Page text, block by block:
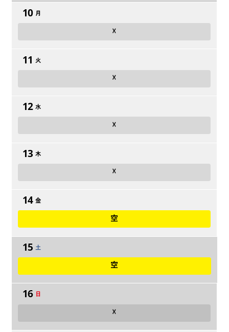
10 月
☓
11 火
☓
12 水
☓
13 木
☓
14 金
空
15 土
空
16 日
☓